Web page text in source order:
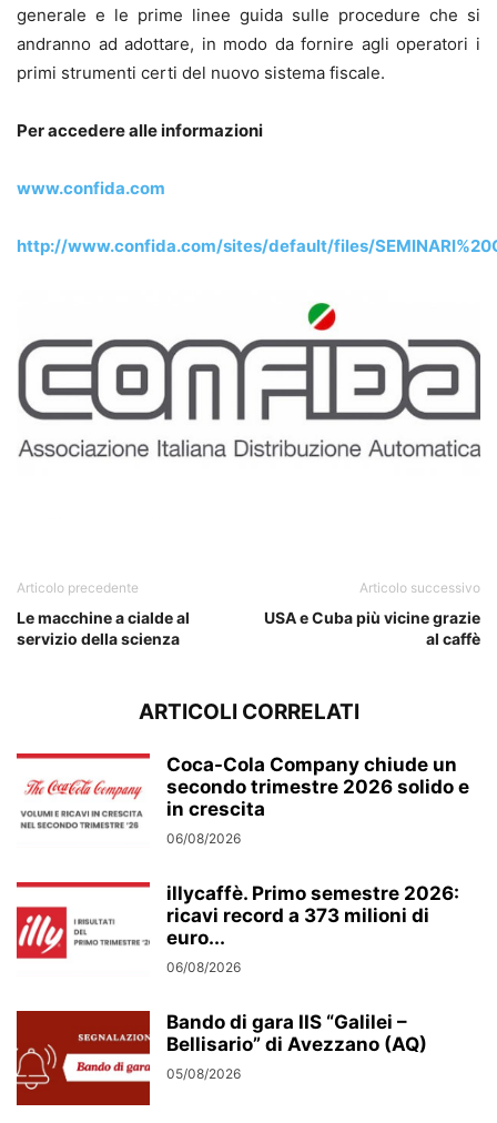
generale e le prime linee guida sulle procedure che si
andranno ad adottare, in modo da fornire agli operatori i
primi strumenti certi del nuovo sistema fiscale.
Per accedere alle informazioni
www.confida.com
http://www.confida.com/sites/default/files/
Articolo precedente
Le macchine a cialde al
servizio della scienza
Articolo successivo
USA e Cuba più vicine grazie
al caffè
ARTICOLI CORRELATI
Coca-Cola Company chiude un
secondo trimestre 2026 solido e
in crescita
06/08/2026
illycaffè. Primo semestre 2026:
ricavi record a 373 milioni di
euro...
06/08/2026
Bando di gara IIS “Galilei –
Bellisario” di Avezzano (AQ)
05/08/2026